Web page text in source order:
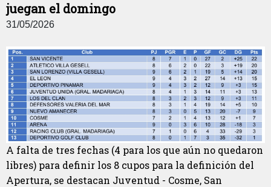
juegan el domingo
31/05/2026
A falta de tres fechas (4 para los que aún no quedaron
libres) para definir los 8 cupos para la definición del
Apertura, se destacan Juventud - Cosme, San